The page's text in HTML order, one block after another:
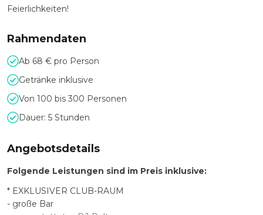
Feierlichkeiten!
Rahmendaten
Ab 68 € pro Person
Getränke inklusive
Von 100 bis 300 Personen
Dauer: 5 Stunden
Angebotsdetails
Folgende Leistungen sind im Preis inklusive:
* EXKLUSIVER CLUB-RAUM
- große Bar